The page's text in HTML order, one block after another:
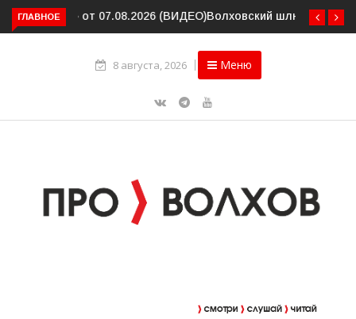
ГЛАВНОЕ Волховский шлюз отметил вековой юбилей
8 августа, 2026 Меню